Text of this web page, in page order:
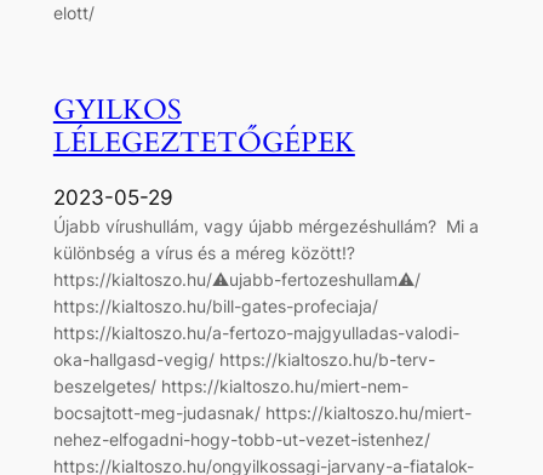
elott/
GYILKOS
LÉLEGEZTETŐGÉPEK
2023-05-29
Újabb vírushullám, vagy újabb mérgezéshullám? Mi a
különbség a vírus és a méreg között⁉
https://kialtoszo.hu/⚠ujabb-fertozeshullam⚠/
https://kialtoszo.hu/bill-gates-profeciaja/
https://kialtoszo.hu/a-fertozo-majgyulladas-valodi-
oka-hallgasd-vegig/ https://kialtoszo.hu/b-terv-
beszelgetes/ https://kialtoszo.hu/miert-nem-
bocsajtott-meg-judasnak/ https://kialtoszo.hu/miert-
nehez-elfogadni-hogy-tobb-ut-vezet-istenhez/
https://kialtoszo.hu/ongyilkossagi-jarvany-a-fiatalok-